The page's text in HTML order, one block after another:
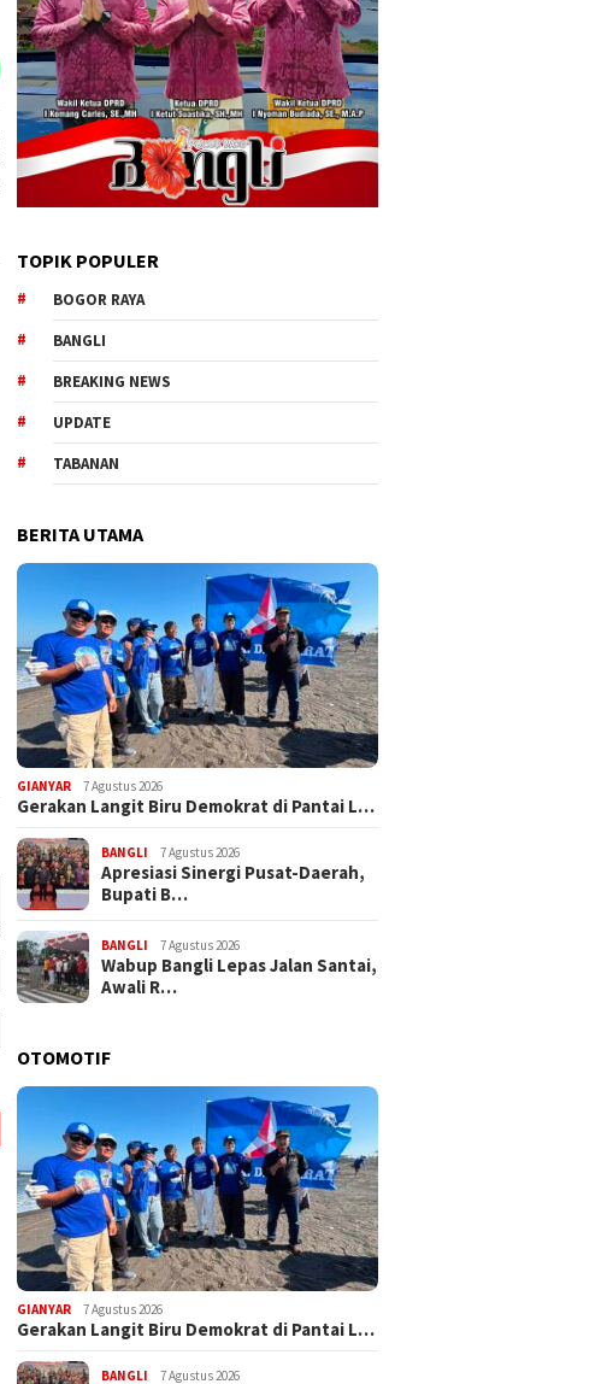
TOPIK POPULER
BOGOR RAYA
BANGLI
BREAKING NEWS
UPDATE
TABANAN
BERITA UTAMA
GIANYAR 7 Agustus 2026
Gerakan Langit Biru Demokrat di Pantai L…
BANGLI 7 Agustus 2026
Apresiasi Sinergi Pusat-Daerah,
Bupati B…
BANGLI 7 Agustus 2026
Wabup Bangli Lepas Jalan Santai,
Awali R…
OTOMOTIF
GIANYAR 7 Agustus 2026
Gerakan Langit Biru Demokrat di Pantai L…
BANGLI 7 Agustus 2026